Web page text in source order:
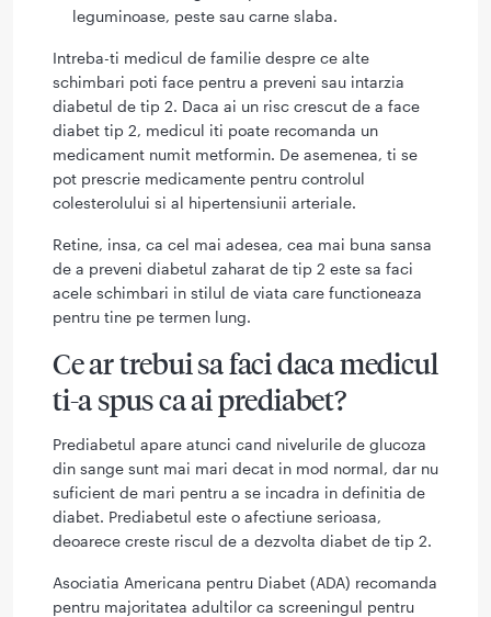
leguminoase, peste sau carne slaba.
Intreba-ti medicul de familie despre ce alte
schimbari poti face pentru a preveni sau intarzia
diabetul de tip 2. Daca ai un risc crescut de a face
diabet tip 2, medicul iti poate recomanda un
medicament numit metformin. De asemenea, ti se
pot prescrie medicamente pentru controlul
colesterolului si al hipertensiunii arteriale.
Retine, insa, ca cel mai adesea, cea mai buna sansa
de a preveni diabetul zaharat de tip 2 este sa faci
acele schimbari in stilul de viata care functioneaza
pentru tine pe termen lung.
Ce ar trebui sa faci daca medicul
ti-a spus ca ai prediabet?
Prediabetul apare atunci cand nivelurile de glucoza
din sange sunt mai mari decat in ​​mod normal, dar nu
suficient de mari pentru a se incadra in definitia de
diabet. Prediabetul este o afectiune serioasa,
deoarece creste riscul de a dezvolta diabet de tip 2.
Asociatia Americana pentru Diabet (ADA) recomanda
pentru majoritatea adultilor ca screeningul pentru